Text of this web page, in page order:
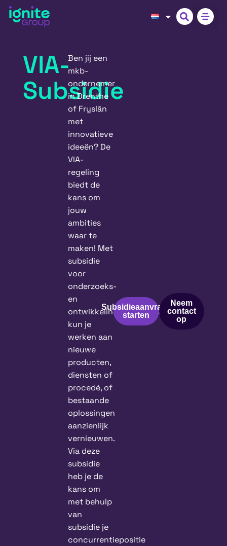
VIA-
Subsidie
Ben jij een
mkb-
ondernemer
in Drenthe
of Fryslân
met
innovatieve
ideeën? De
VIA-
regeling
biedt de
kans om
jouw
ambities
waar te
maken! Met
subsidie
voor
onderzoeks-
en
ontwikkelingsprojecten
kun je
werken aan
nieuwe
producten,
diensten of
procedé, of
bestaande
oplossingen
aanzienlijk
vernieuwen.
Via deze
subsidie
heb je de
kans om
met behulp
van
subsidie je
concurrentiepositie
Subsidieaanvraag
starten
Neem
contact
op